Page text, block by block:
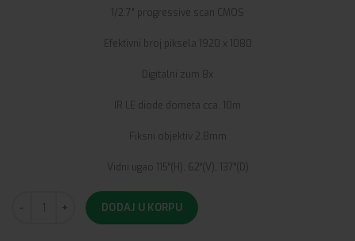
1/2.7” progressive scan CMOS
Efektivni broj piksela 1920 x 1080
Digitalni zum 8x
IR LE diode dometa cca. 10m
Fiksni objektiv 2.8mm
Vidni ugao 115°(H), 62°(V), 137°(D)
DODAJ U KORPU